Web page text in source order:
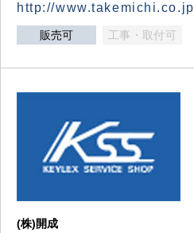
http://www.takemichi.co.jp
販売可 工事・取付可
(株)開成